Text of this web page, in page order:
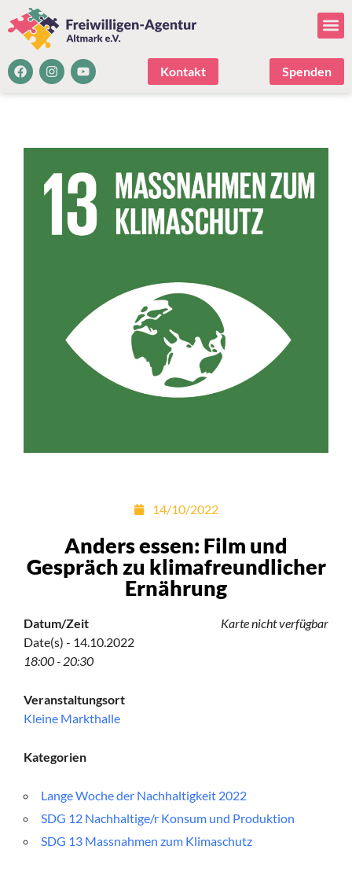
Kontakt Spenden
14/10/2022
Anders essen: Film und
Gespräch zu klimafreundlicher
Ernährung
Karte nicht verfügbar
Datum/Zeit
Date(s) - 14.10.2022
18:00 - 20:30
Veranstaltungsort
Kleine Markthalle
Kategorien
Lange Woche der Nachhaltigkeit 2022
SDG 12 Nachhaltige/r Konsum und Produktion
SDG 13 Massnahmen zum Klimaschutz